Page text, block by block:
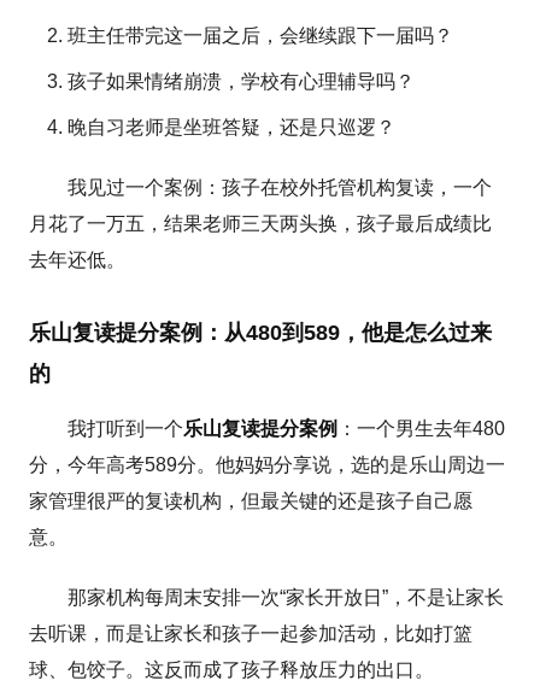
班主任带完这一届之后，会继续跟下一届吗？
孩子如果情绪崩溃，学校有心理辅导吗？
晚自习老师是坐班答疑，还是只巡逻？
我见过一个案例：孩子在校外托管机构复读，一个
月花了一万五，结果老师三天两头换，孩子最后成绩比
去年还低。
乐山复读提分案例：从480到589，他是怎么过来
的
我打听到一个乐山复读提分案例 ：一个男生去年480
分，今年高考589分。他妈妈分享说，选的是乐山周边一
家管理很严的复读机构，但最关键的还是孩子自己愿
意。
那家机构每周末安排一次“家长开放日”，不是让家长
去听课，而是让家长和孩子一起参加活动，比如打篮
球、包饺子。这反而成了孩子释放压力的出口。